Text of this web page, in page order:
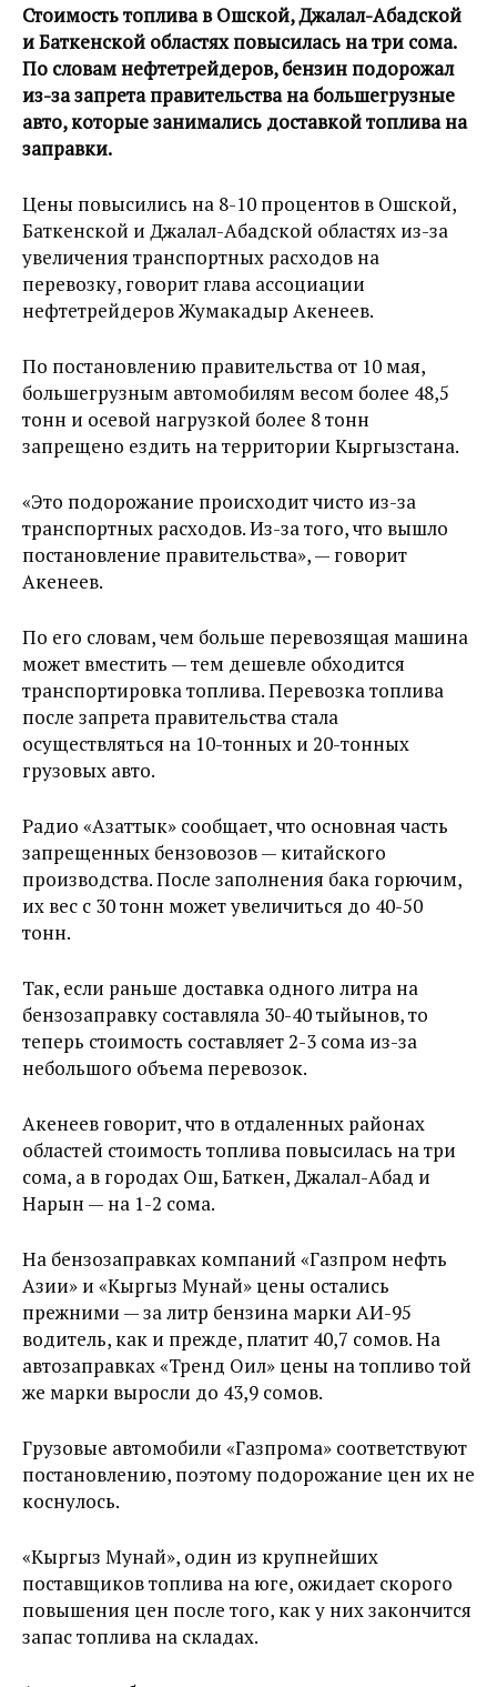
Стоимость топлива в Ошской, Джалал-Абадской
и Баткенской областях повысилась на три сома.
По словам нефтетрейдеров, бензин подорожал
из-за запрета правительства на большегрузные
авто, которые занимались доставкой топлива на
заправки.
Цены повысились на 8-10 процентов в Ошской,
Баткенской и Джалал-Абадской областях из-за
увеличения транспортных расходов на
перевозку, говорит глава ассоциации
нефтетрейдеров Жумакадыр Акенеев.
По постановлению правительства от 10 мая,
большегрузным автомобилям весом более 48,5
тонн и осевой нагрузкой более 8 тонн
запрещено ездить на территории Кыргызстана.
«Это подорожание происходит чисто из-за
транспортных расходов. Из-за того, что вышло
постановление правительства», — говорит
Акенеев.
По его словам, чем больше перевозящая машина
может вместить — тем дешевле обходится
транспортировка топлива. Перевозка топлива
после запрета правительства стала
осуществляться на 10-тонных и 20-тонных
грузовых авто.
Радио «Азаттык» сообщает, что основная часть
запрещенных бензовозов — китайского
производства. После заполнения бака горючим,
их вес с 30 тонн может увеличиться до 40-50
тонн.
Так, если раньше доставка одного литра на
бензозаправку составляла 30-40 тыйынов, то
теперь стоимость составляет 2-3 сома из-за
небольшого объема перевозок.
Акенеев говорит, что в отдаленных районах
областей стоимость топлива повысилась на три
сома, а в городах Ош, Баткен, Джалал-Абад и
Нарын — на 1-2 сома.
На бензозаправках компаний «Газпром нефть
Азии» и «Кыргыз Мунай» цены остались
прежними — за литр бензина марки АИ-95
водитель, как и прежде, платит 40,7 сомов. На
автозаправках «Тренд Оил» цены на топливо той
же марки выросли до 43,9 сомов.
Грузовые автомобили «Газпрома» соответствуют
постановлению, поэтому подорожание цен их не
коснулось.
«Кыргыз Мунай», один из крупнейших
поставщиков топлива на юге, ожидает скорого
повышения цен после того, как у них закончится
запас топлива на складах.